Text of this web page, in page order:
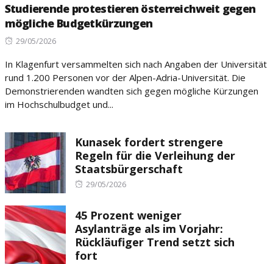
Studierende protestieren österreichweit gegen
mögliche Budgetkürzungen
Posted
29/05/2026
In Klagenfurt versammelten sich nach Angaben der Universität
rund 1.200 Personen vor der Alpen-Adria-Universität. Die
Demonstrierenden wandten sich gegen mögliche Kürzungen
im Hochschulbudget und...
Kunasek fordert strengere
Regeln für die Verleihung der
Staatsbürgerschaft
Posted
29/05/2026
45 Prozent weniger
Asylanträge als im Vorjahr:
Rückläufiger Trend setzt sich
fort